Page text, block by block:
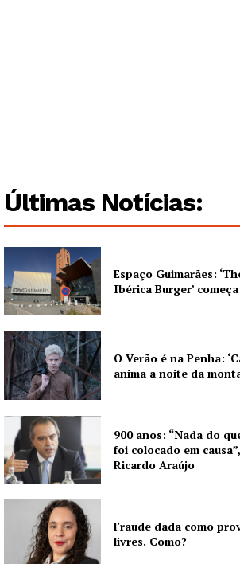
Últimas Notícias:
Espaço Guimarães:
Ibérica Burger’
O Verão é na Penha:
anima a noite da
900 anos: “Nada do
foi colocado em
Ricardo Araújo
Fraude dada como
livres. Como?